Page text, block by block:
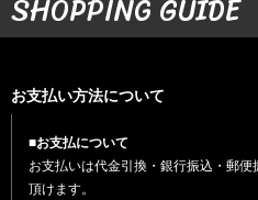
SHOPPING GUIDE
お支払い方法について
■お支払について
お支払いは代金引換・銀行振込・郵
頂けます。